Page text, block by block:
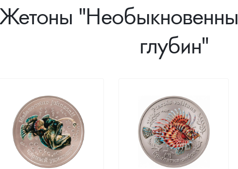
платины на 2026 год
Жетоны
глубин"